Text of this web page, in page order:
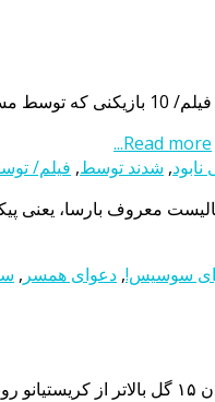
فیلم/ 10 بازیکنی که توسط مسی تحقیر و نابود شدند فیلم/ 10 بازیکنی که توسط مسی تحقیر و نابود شدند
Read more...
نابود, شدند توسط, فیلم/
معروف بارسا، یعنی
سوسیس!, دعوای همسر ,
[…]